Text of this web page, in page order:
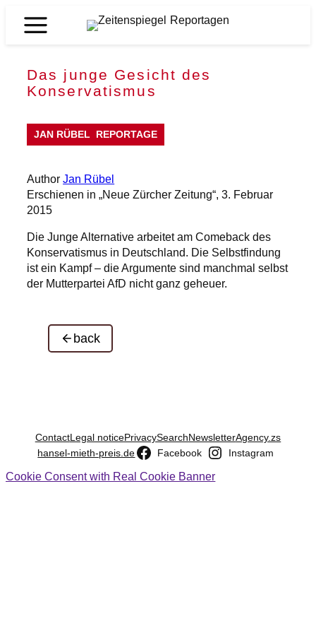
Zeitenspiegel
Das junge Gesicht des
Konservatismus
JAN RÜBEL REPORTAGE
AuthorJan Rübel
Erschienen in „Neue Zürcher Zeitung“, 3. Februar
2015
Die Junge Alternative arbeitet am Comeback des
Konservatismus in Deutschland. Die Selbstfindung
ist ein Kampf – die Argumente sind manchmal selbst
der Mutterpartei AfD nicht ganz geheuer.
back
ContactLegal noticePrivacySearchNewsletterAgency.zs
hansel-mieth-preis.de
Facebook Instagram
Cookie Consent with Real Cookie Banner